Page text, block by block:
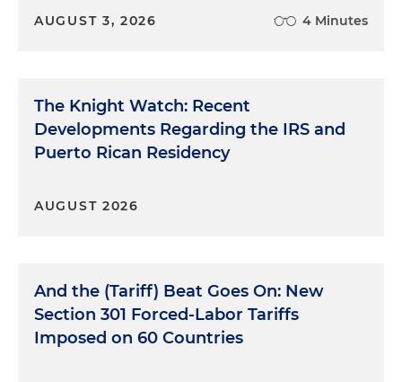
AUGUST 3, 2026 4 Minutes
The Knight Watch: Recent
Developments Regarding the IRS and
Puerto Rican Residency
AUGUST 2026
And the (Tariff) Beat Goes On: New
Section 301 Forced-Labor Tariffs
Imposed on 60 Countries